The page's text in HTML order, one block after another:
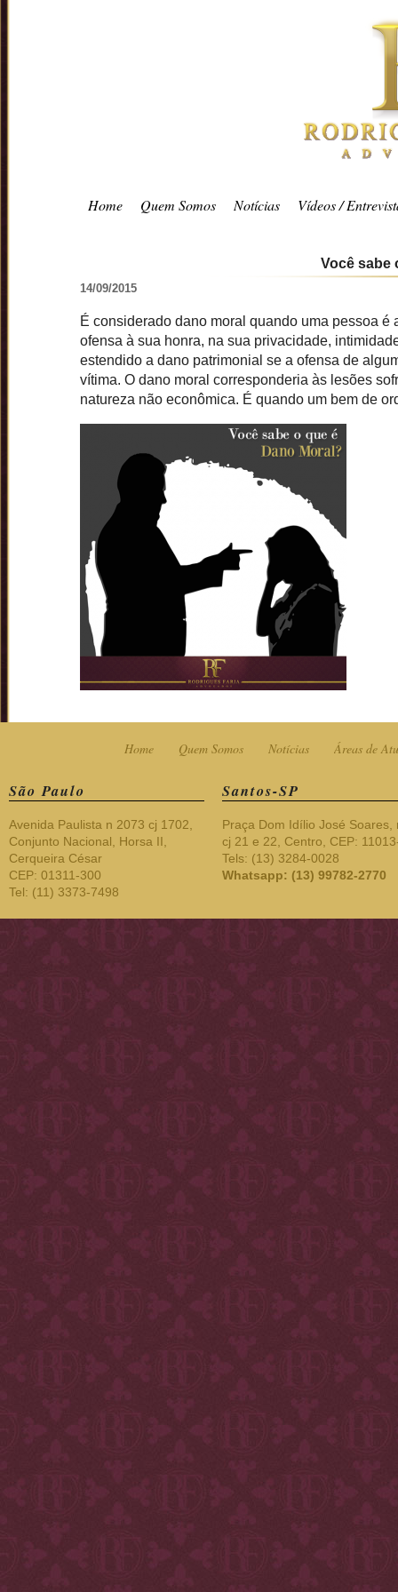
Home Quem Somos Notícias Vídeos /
Você sabe
14/09/2015
É considerado dano moral quando uma pessoa
ofensa à sua honra, na sua privacidade,
estendido a dano patrimonial se a ofensa de
vítima. O dano moral corresponderia às lesões
natureza não econômica. É quando um bem de
Home Quem Somos Notícias Áreas de
São Paulo
Avenida Paulista n 2073 cj 1702,
Conjunto Nacional, Horsa II,
Cerqueira César
CEP: 01311-300
Tel: (11) 3373-7498
Santos-SP
Praça Dom Idílio José Soares,
cj 21 e 22, Centro, CEP:
Tels: (13) 3284-0028
Whatsapp: (13) 99782-2770